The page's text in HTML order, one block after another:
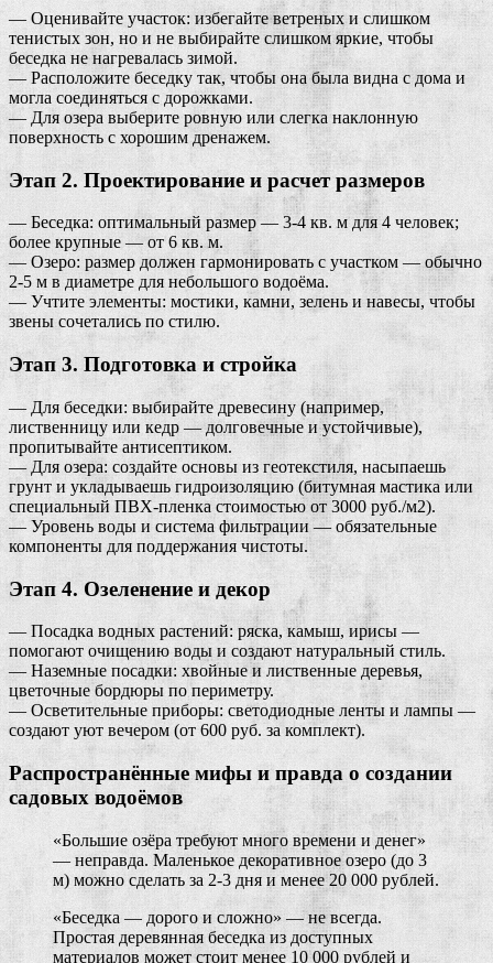
— Оценивайте участок: избегайте ветреных и слишком
тенистых зон, но и не выбирайте слишком яркие, чтобы
беседка не нагревалась зимой.
— Расположите беседку так, чтобы она была видна с дома и
могла соединяться с дорожками.
— Для озера выберите ровную или слегка наклонную
поверхность с хорошим дренажем.
Этап 2. Проектирование и расчет размеров
— Беседка: оптимальный размер — 3-4 кв. м для 4 человек;
более крупные — от 6 кв. м.
— Озеро: размер должен гармонировать с участком — обычно
2-5 м в диаметре для небольшого водоёма.
— Учтите элементы: мостики, камни, зелень и навесы, чтобы
звены сочетались по стилю.
Этап 3. Подготовка и стройка
— Для беседки: выбирайте древесину (например,
лиственницу или кедр — долговечные и устойчивые),
пропитывайте антисептиком.
— Для озера: создайте основы из геотекстиля, насыпаешь
грунт и укладываешь гидроизоляцию (битумная мастика или
специальный ПВХ-пленка стоимостью от 3000 руб./м2).
— Уровень воды и система фильтрации — обязательные
компоненты для поддержания чистоты.
Этап 4. Озеленение и декор
— Посадка водных растений: ряска, камыш, ирисы —
помогают очищению воды и создают натуральный стиль.
— Наземные посадки: хвойные и лиственные деревья,
цветочные бордюры по периметру.
— Осветительные приборы: светодиодные ленты и лампы —
создают уют вечером (от 600 руб. за комплект).
Распространённые мифы и правда о создании
садовых водоёмов
«Большие озёра требуют много времени и денег»
— неправда. Маленькое декоративное озеро (до 3
м) можно сделать за 2-3 дня и менее 20 000 рублей.
«Беседка — дорого и сложно» — не всегда.
Простая деревянная беседка из доступных
материалов может стоит менее 10 000 рублей и